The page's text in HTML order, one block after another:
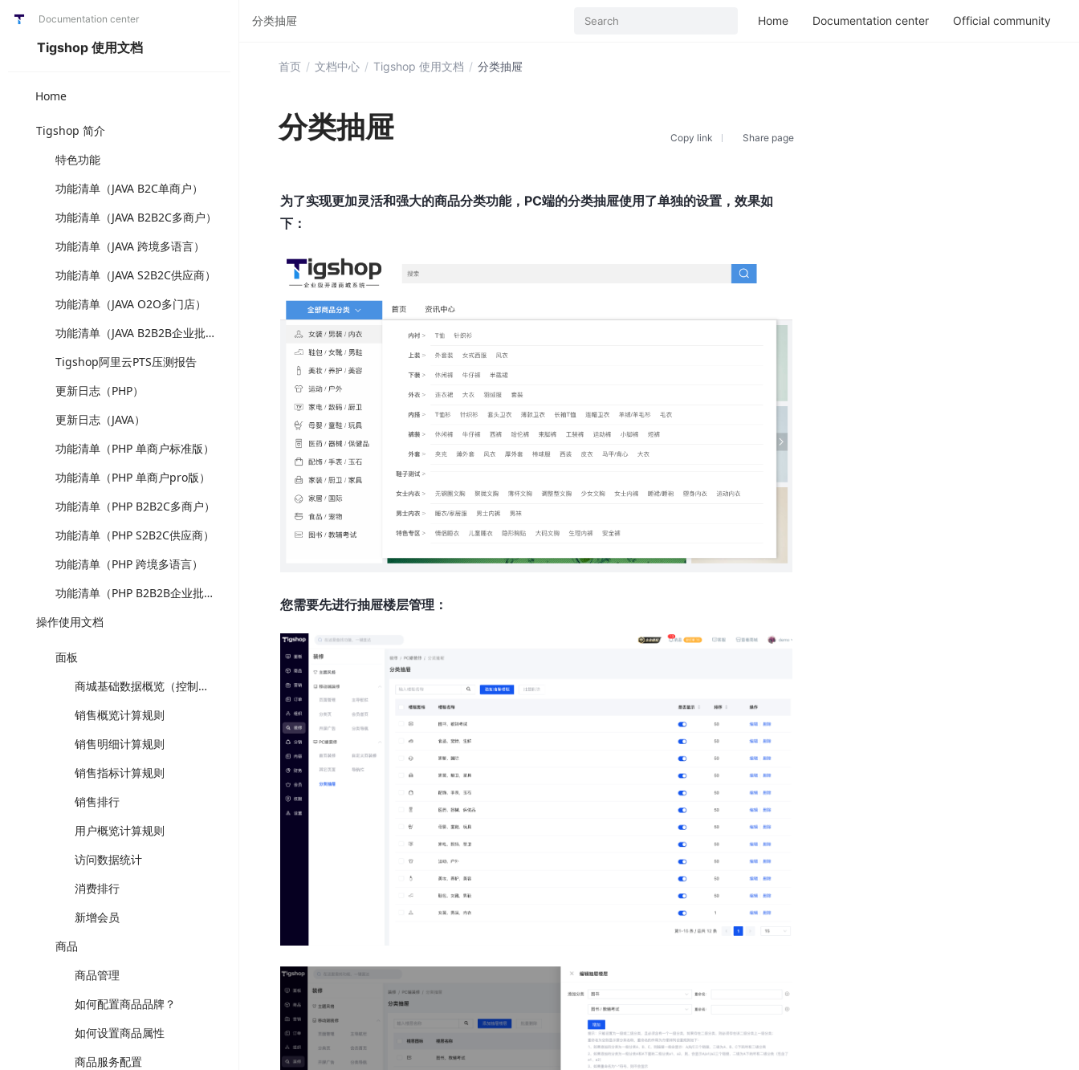
Documentation center
Tigshop 使用文档
Home
Tigshop 简介
特色功能
功能清单（JAVA B2C单商户）
功能清单（JAVA B2B2C多商户）
功能清单（JAVA 跨境多语言）
功能清单（JAVA S2B2C供应商）
功能清单（JAVA O2O多门店）
功能清单（JAVA B2B2B企业批发）
Tigshop阿里云PTS压测报告
更新日志（PHP）
更新日志（JAVA）
功能清单（PHP 单商户标准版）
功能清单（PHP 单商户pro版）
功能清单（PHP B2B2C多商户）
功能清单（PHP S2B2C供应商）
功能清单（PHP 跨境多语言）
功能清单（PHP B2B2B企业批发）
操作使用文档
面板
商城基础数据概览（控制台）-计算规则
销售概览计算规则
销售明细计算规则
销售指标计算规则
销售排行
用户概览计算规则
访问数据统计
消费排行
新增会员
商品
商品管理
如何配置商品品牌？
如何设置商品属性
商品服务配置
首页 / 文档中心 / Tigshop 使用文档 / 分类抽屉
分类抽屉 Copy link Share page
为了实现更加灵活和强大的商品分类功能，PC端的分类抽屉使用了单独的设置，效果如
下：
您需要先进行抽屉楼层管理：
分类抽屉 Search Home Documentation center Official community